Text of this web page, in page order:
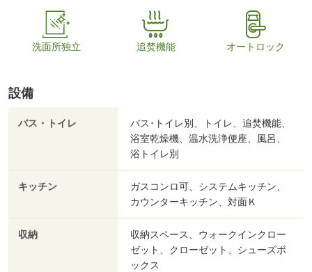
洗面所独立 追焚機能 オートロック
設備
バス・トイレ
バス･トイレ別、トイレ、追焚機能、
浴室乾燥機、温水洗浄便座、風呂、
浴トイレ別
キッチン
ガスコンロ可、システムキッチン、
カウンターキッチン、対面Ｋ
収納
収納スペース、ウォークインクロー
ゼット、クローゼット、シューズボ
ックス